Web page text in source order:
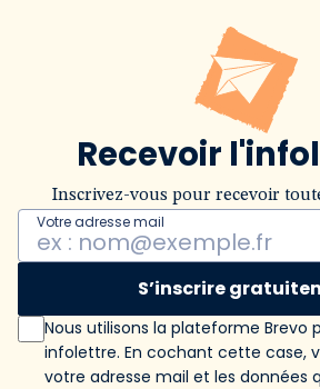
Recevoir
Inscrivez-vous pour recevoir
Votre adresse mail
S’inscrire
Nous utilisons la plateforme Brevo
infolettre. En cochant cette case,
votre adresse mail et les données